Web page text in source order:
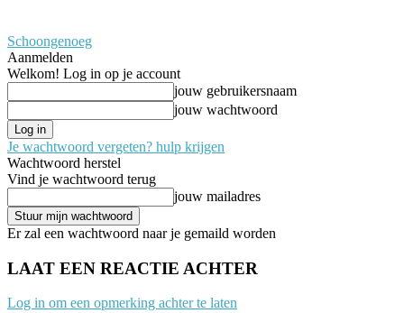
Schoongenoeg
Aanmelden
Welkom! Log in op je account
jouw gebruikersnaam
jouw wachtwoord
Je wachtwoord vergeten? hulp krijgen
Wachtwoord herstel
Vind je wachtwoord terug
jouw mailadres
Er zal een wachtwoord naar je gemaild worden
LAAT EEN REACTIE ACHTER
Log in om een opmerking achter te laten